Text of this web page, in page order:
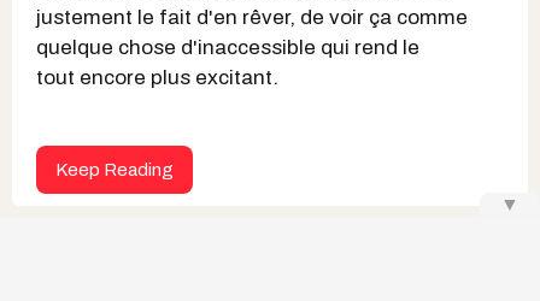
justement le fait d'en rêver, de voir ça comme
quelque chose d'inaccessible qui rend le
tout encore plus excitant.
Keep Reading
▼